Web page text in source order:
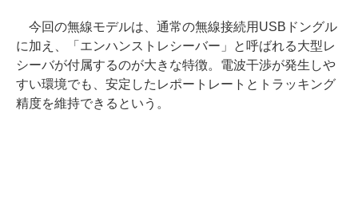
今回の無線モデルは、通常の無線接続用USBドングル
に加え、「エンハンストレシーバー」と呼ばれる大型レ
シーバが付属するのが大きな特徴。電波干渉が発生しや
すい環境でも、安定したレポートレートとトラッキング
精度を維持できるという。